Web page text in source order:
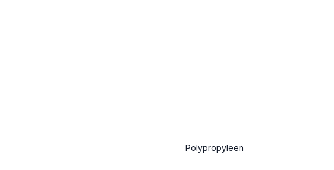
Polypropyleen